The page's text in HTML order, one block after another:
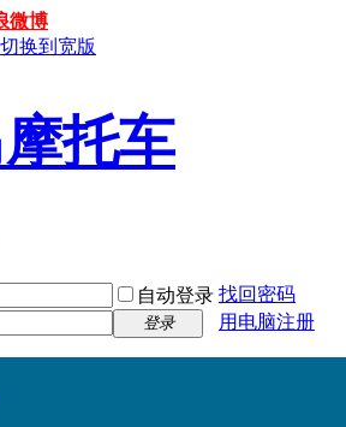
微博
切换到宽版
自动登录 找回密码
登录 用电脑注册